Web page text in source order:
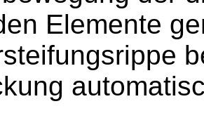
Elemente